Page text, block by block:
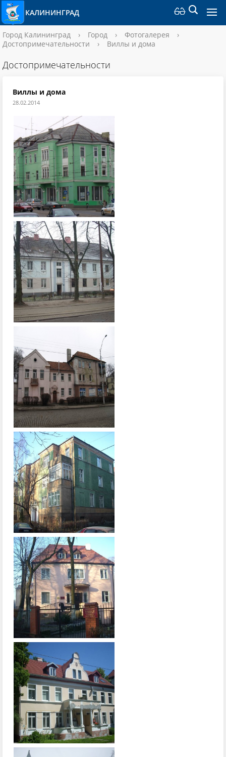
КАЛИНИНГРАД
Город Калининград › Город › Фотогалерея
›
Достопримечательности
› Виллы и дома
Достопримечательности
Виллы и дома
28.02.2014